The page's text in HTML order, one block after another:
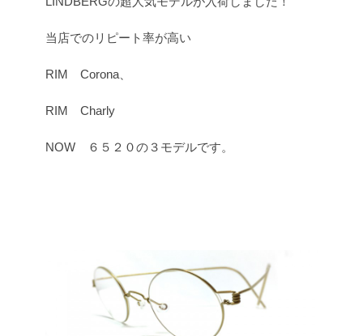
当店でのリピート率が高い
RIM Corona、
RIM Charly
NOW ６５２０の３モデルです。